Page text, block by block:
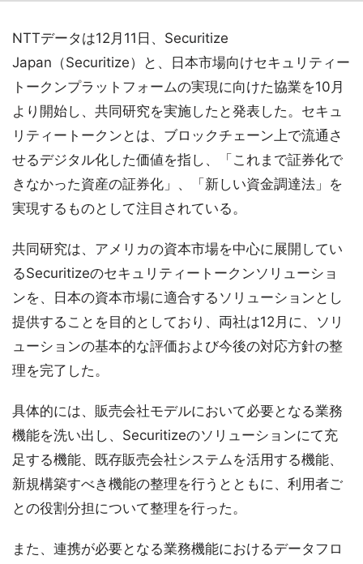
NTTデータは12月11日、Securitize
Japan（Securitize）と、日本市場向けセキュリティー
トークンプラットフォームの実現に向けた協業を10月
より開始し、共同研究を実施したと発表した。セキュ
リティートークンとは、ブロックチェーン上で流通さ
せるデジタル化した価値を指し、「これまで証券化で
きなかった資産の証券化」、「新しい資金調達法」を
実現するものとして注目されている。
共同研究は、アメリカの資本市場を中心に展開してい
るSecuritizeのセキュリティートークンソリューショ
ンを、日本の資本市場に適合するソリューションとし
提供することを目的としており、両社は12月に、ソリ
ューションの基本的な評価および今後の対応方針の整
理を完了した。
具体的には、販売会社モデルにおいて必要となる業務
機能を洗い出し、Securitizeのソリューションにて充
足する機能、既存販売会社システムを活用する機能、
新規構築すべき機能の整理を行うとともに、利用者ご
との役割分担について整理を行った。
また、連携が必要となる業務機能におけるデータフロ